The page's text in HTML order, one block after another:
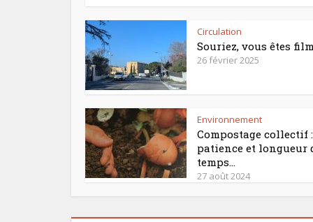
Circulation
Souriez, vous êtes
26 février 2025
Environnement
Compostage collectif :
patience et longueur
temps…
27 août 2024